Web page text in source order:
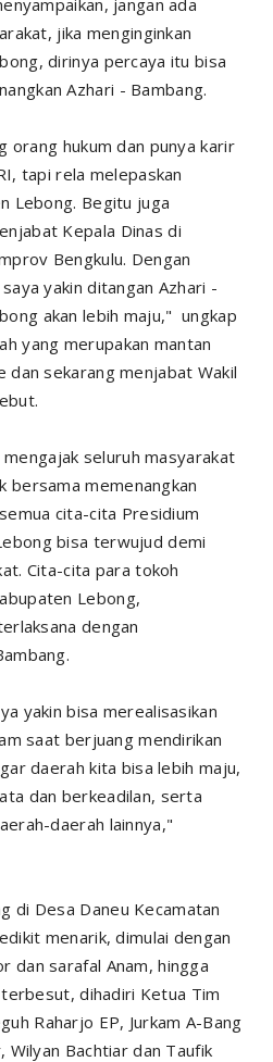
jika menginginkan
dirinya percaya itu bisa
Azhari - Bambang.
orang hukum dan punya karir
tapi rela melepaskan
Lebong. Begitu juga
Kepala Dinas di
Bengkulu. Dengan
yakin ditangan Azhari -
akan lebih maju," ungkap
yang merupakan mantan
sekarang menjabat Wakil
mengajak seluruh masyarakat
bersama memenangkan
cita-cita Presidium
bisa terwujud demi
Cita-cita para tokoh
Lebong,
dengan
yakin bisa merealisasikan
saat berjuang mendirikan
daerah kita bisa lebih maju,
dan berkeadilan, serta
daerah lainnya,"
di Desa Daneu Kecamatan
menarik, dimulai dengan
dan sarafal Anam, hingga
dihadiri Ketua Tim
Raharjo EP, Jurkam A-Bang
Wilyan Bachtiar dan Taufik